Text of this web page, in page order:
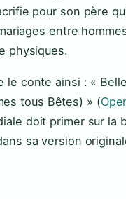
pour son père
entre
physiques.
le conte ainsi : «
tous Bêtes) » (
doit primer sur la
sa version